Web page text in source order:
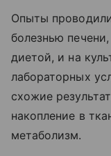
Опыты
болезнью
диетой, и на
лабораторных
схожие
накопление в
метаболизм.